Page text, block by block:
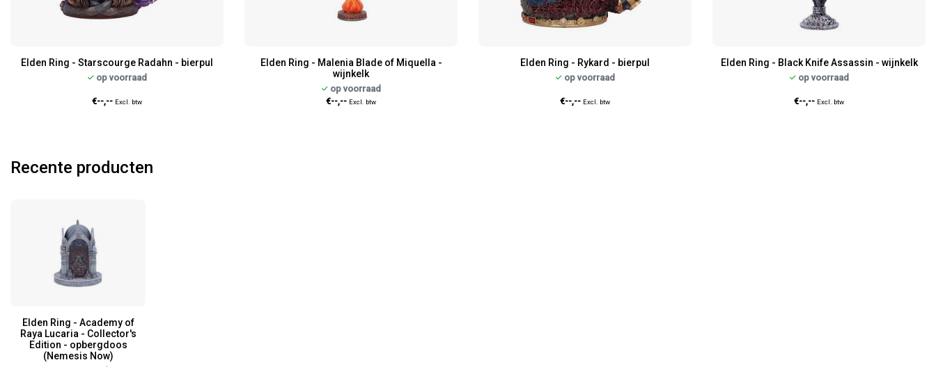
Elden Ring - Starscourge Radahn - bierpul
op voorraad
€--,-- Excl. btw
Elden Ring - Malenia Blade of Miquella -
wijnkelk
op voorraad
€--,-- Excl. btw
Elden Ring - Rykard - bierpul
op voorraad
€--,-- Excl. btw
Elden Ring - Black Knife Assassin - wijnkelk
op voorraad
€--,-- Excl. btw
Recente producten
Elden Ring - Academy of
Raya Lucaria - Collector's
Edition - opbergdoos
(Nemesis Now)